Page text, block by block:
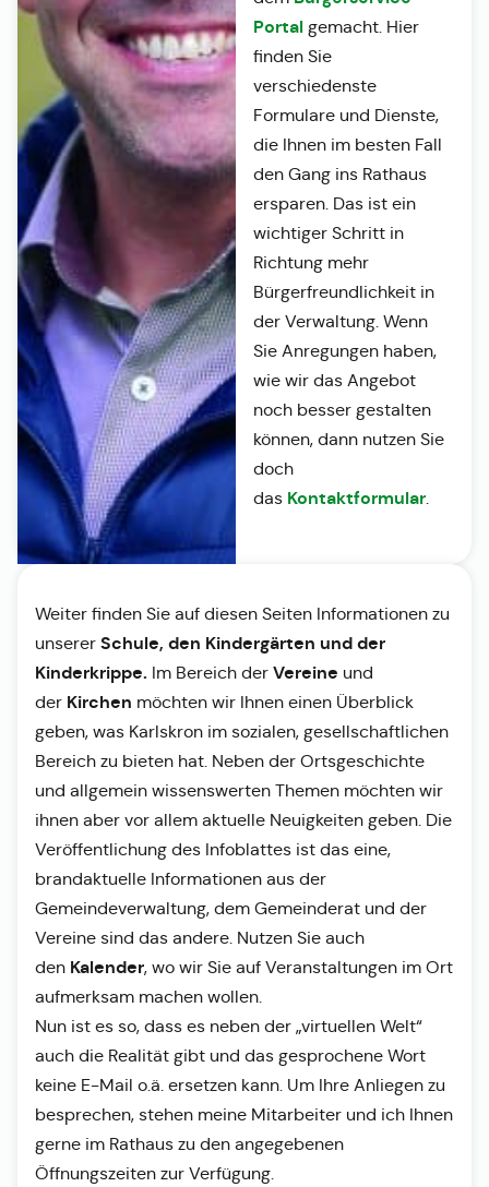
Portalgemacht. Hier
finden Sie
verschiedenste
Formulare und Dienste,
die Ihnen im besten Fall
den Gang ins Rathaus
ersparen. Das ist ein
wichtiger Schritt in
Richtung mehr
Bürgerfreundlichkeit in
der Verwaltung. Wenn
Sie Anregungen haben,
wie wir das Angebot
noch besser gestalten
können, dann nutzen Sie
doch
das Kontaktformular.
Weiter finden Sie auf diesen Seiten Informationen zu
unserer Schule, den Kindergärten und der
Kinderkrippe. Im Bereich der Vereine und
der Kirchen möchten wir Ihnen einen Überblick
geben, was Karlskron im sozialen, gesellschaftlichen
Bereich zu bieten hat. Neben der Ortsgeschichte
und allgemein wissenswerten Themen möchten wir
ihnen aber vor allem aktuelle Neuigkeiten geben. Die
Veröffentlichung des Infoblattes ist das eine,
brandaktuelle Informationen aus der
Gemeindeverwaltung, dem Gemeinderat und der
Vereine sind das andere. Nutzen Sie auch
den Kalender, wo wir Sie auf Veranstaltungen im Ort
aufmerksam machen wollen.
Nun ist es so, dass es neben der „virtuellen Welt“
auch die Realität gibt und das gesprochene Wort
keine E-Mail o.ä. ersetzen kann. Um Ihre Anliegen zu
besprechen, stehen meine Mitarbeiter und ich Ihnen
gerne im Rathaus zu den angegebenen
Öffnungszeiten zur Verfügung.